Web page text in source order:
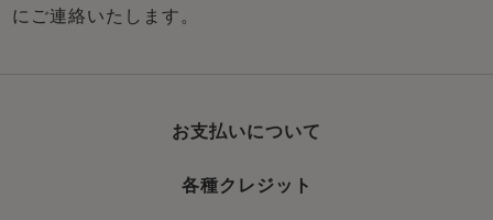
にご連絡いたします。
お支払いについて
各種クレジット